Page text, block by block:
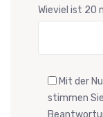
Wieviel ist 20
Mit der
stimmen